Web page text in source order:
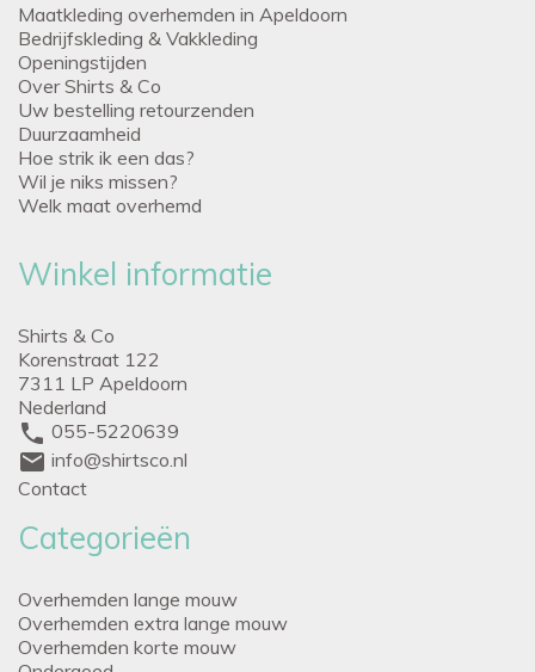
Maatkleding overhemden in Apeldoorn
Bedrijfskleding & Vakkleding
Openingstijden
Over Shirts & Co
Uw bestelling retourzenden
Duurzaamheid
Hoe strik ik een das?
Wil je niks missen?
Welk maat overhemd
Winkel informatie
Shirts & Co
Korenstraat 122
7311 LP Apeldoorn
Nederland
phone 055-5220639
mail info@shirtsco.nl
Contact
Categorieën
Overhemden lange mouw
Overhemden extra lange mouw
Overhemden korte mouw